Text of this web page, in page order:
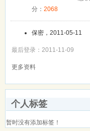
分： 2068
保密，2011-05-11
最后登录：2011-11-09
更多资料
个人标签
暂时没有添加标签！